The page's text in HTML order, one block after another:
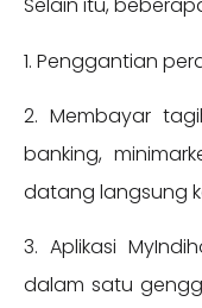
Selain itu,
1. Penggantian
2. Membayar
banking,
datang langsung
3. Aplikasi
dalam satu